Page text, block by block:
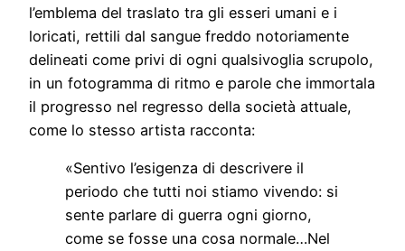
l’emblema del traslato tra gli esseri umani e i
loricati, rettili dal sangue freddo notoriamente
delineati come privi di ogni qualsivoglia scrupolo,
in un fotogramma di ritmo e parole che immortala
il progresso nel regresso della società attuale,
come lo stesso artista racconta:
«Sentivo l’esigenza di descrivere il
periodo che tutti noi stiamo vivendo: si
sente parlare di guerra ogni giorno,
come se fosse una cosa normale…Nel